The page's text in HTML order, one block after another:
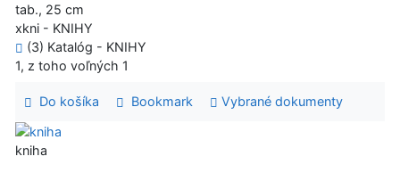
tab., 25 cm
xkni - KNIHY
(3) Katalóg - KNIHY
1, z toho voľných 1
Do košíka Bookmark Vybrané dokumenty
kniha